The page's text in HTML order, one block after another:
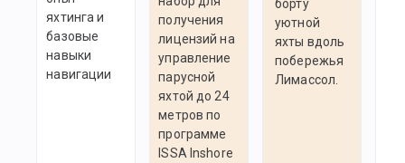
яхтинга и
базовые
навыки
навигации
получения
лицензий на
управление
парусной
яхтой до 24
метров по
программе
ISSA Inshore
борту
уютной
яхты вдоль
побережья
Лимассол.